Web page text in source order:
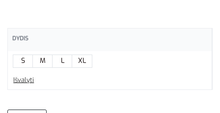
DYDIS
S M L XL
Išvalyti